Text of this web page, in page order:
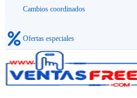
Cambios coordinados
Ofertas especiales